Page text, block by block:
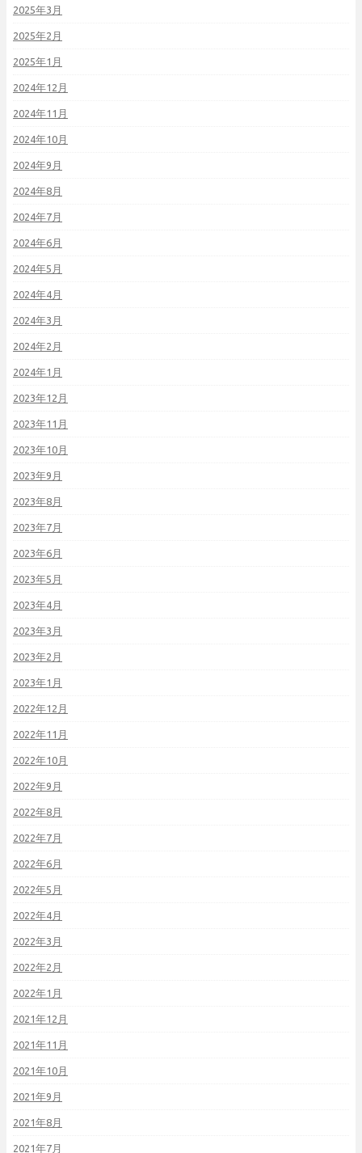
2025年3月
2025年2月
2025年1月
2024年12月
2024年11月
2024年10月
2024年9月
2024年8月
2024年7月
2024年6月
2024年5月
2024年4月
2024年3月
2024年2月
2024年1月
2023年12月
2023年11月
2023年10月
2023年9月
2023年8月
2023年7月
2023年6月
2023年5月
2023年4月
2023年3月
2023年2月
2023年1月
2022年12月
2022年11月
2022年10月
2022年9月
2022年8月
2022年7月
2022年6月
2022年5月
2022年4月
2022年3月
2022年2月
2022年1月
2021年12月
2021年11月
2021年10月
2021年9月
2021年8月
2021年7月